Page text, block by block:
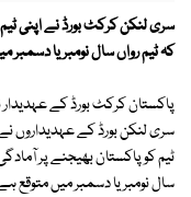
سری لنکن کرکٹ بورڈ نے اپنی
کہ ٹیم رواں سال نومبر یا
پاکستان کرکٹ بورڈ کے
سری لنکن بورڈ کے عہدیداروں
ٹیم کو پاکستان بھیجنے پر
سال نومبر یا دسمبر میں متوقع